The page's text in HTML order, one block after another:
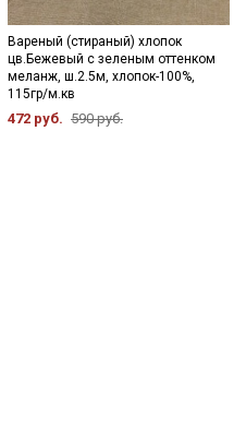
Вареный (стираный) хлопок
цв.Бежевый с зеленым оттенком
меланж, ш.2.5м, хлопок-100%,
115гр/м.кв
472 руб. 590 руб.